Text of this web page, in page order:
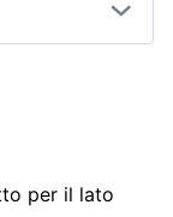
per il lato